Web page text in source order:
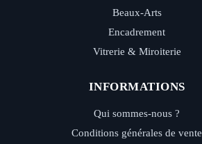
Beaux-Arts
Encadrement
Vitrerie & Miroiterie
INFORMATIONS
Qui sommes-nous ?
Conditions générales de vente